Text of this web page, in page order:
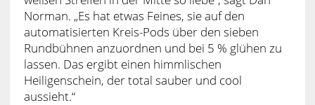
Norman. „Es hat etwas Feines, sie auf den
automatisierten Kreis-Pods über den sieben
Rundbühnen anzuordnen und bei 5 % glühen zu
lassen. Das ergibt einen himmlischen
Heiligenschein, der total sauber und cool
aussieht.“